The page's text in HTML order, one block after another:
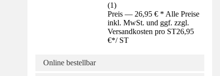
(1)
Preis — 26,95 € * Alle Preise
inkl. MwSt. und ggf. zzgl.
Versandkosten pro ST26,95
€*/ ST
Online bestellbar